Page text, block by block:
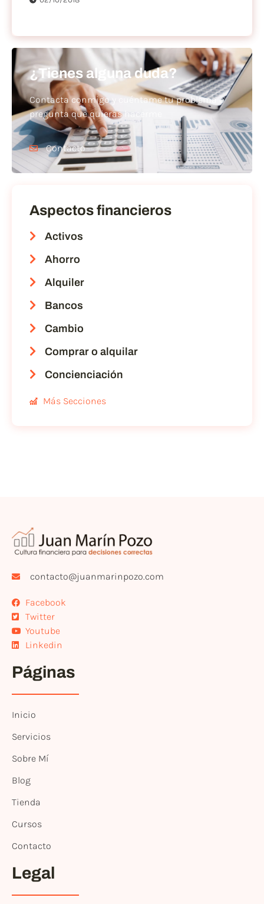
¿Tienes alguna duda?
Contacta conmigo y cuéntame tu problema o
pregunta que quieras hacerme
Contacto
Aspectos financieros
Activos
Ahorro
Alquiler
Bancos
Cambio
Comprar o alquilar
Concienciación
Más Secciones
contacto@juanmarinpozo.com
Facebook
Twitter
Youtube
Linkedin
Páginas
Inicio
Servicios
Sobre Mí
Blog
Tienda
Cursos
Contacto
Legal